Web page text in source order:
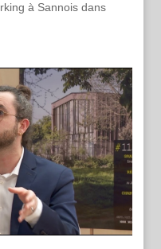
à Sannois dans